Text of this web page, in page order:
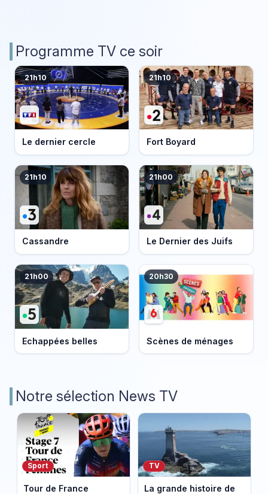
Programme TV ce soir
21h10
Le dernier cercle
21h10
Fort Boyard
21h10
Cassandre
21h00
Le Dernier des Juifs
21h00
Echappées belles
20h30
Scènes de ménages
Notre sélection News TV
Sport
Tour de France
TV
La grande histoire de